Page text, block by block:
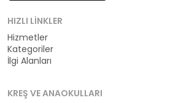
HIZLI LINKLER
Hizmetler
Kategoriler
İlgi Alanları
KREŞ VE ANAOKULLARI